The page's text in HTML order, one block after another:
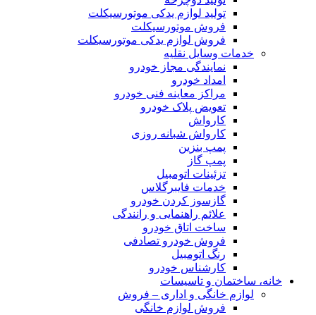
تولید لوازم یدکی موتورسیکلت
فروش موتورسیکلت
فروش لوازم یدکی موتورسیکلت
خدمات وسایل نقلیه
نمایندگی مجاز خودرو
امداد خودرو
مراکز معاینه فنی خودرو
تعویض پلاک خودرو
کارواش
کارواش شبانه روزی
پمپ بنزین
پمپ گاز
تزئینات اتومبیل
خدمات فایبرگلاس
گازسوز کردن خودرو
علائم راهنمایی و رانندگی
ساخت اتاق خودرو
فروش خودرو تصادفی
رنگ اتومبیل
کارشناس خودرو
خانه، ساختمان و تاسیسات
لوازم خانگی و اداری – فروش
فروش لوازم خانگی